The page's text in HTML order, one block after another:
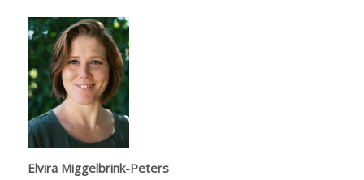
Elvira Miggelbrink-Peters